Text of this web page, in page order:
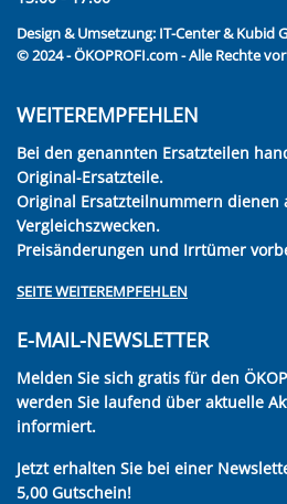
Design & Umsetzung: IT-Center & Kubid
© 2024 - ÖKOPROFI.com - Alle Rechte
WEITEREMPFEHLEN
Bei den genannten Ersatzteilen
Original-Ersatzteile.
Original Ersatzteilnummern dienen
Vergleichszwecken.
Preisänderungen und Irrtümer
SEITE WEITEREMPFEHLEN
E-MAIL-NEWSLETTER
Melden Sie sich gratis für den
werden Sie laufend über aktuelle
informiert.
Jetzt erhalten Sie bei einer
5,00 Gutschein!